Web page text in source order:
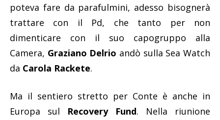
poteva fare da parafulmini, adesso bisognerà
trattare con il Pd, che tanto per non
dimenticare con il suo capogruppo alla
Camera, Graziano Delrio andò sulla Sea Watch
da Carola Rackete.
Ma il sentiero stretto per Conte è anche in
Europa sul Recovery Fund. Nella riunione